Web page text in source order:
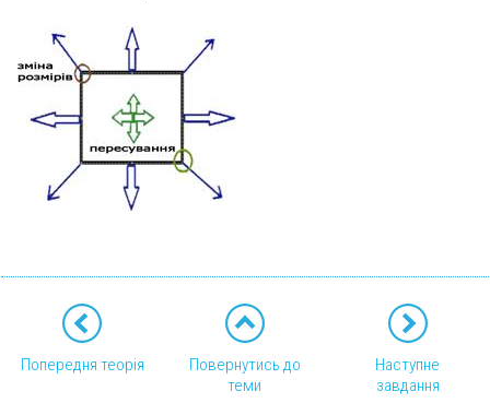
Попередня теорія
Повернутись до
теми
Наступне
завдання